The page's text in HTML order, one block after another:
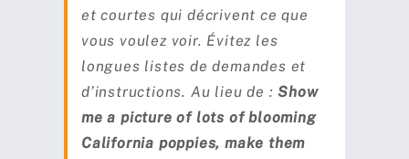
et courtes qui décrivent ce que
vous voulez voir. Évitez les
longues listes de demandes et
d’instructions. Au lieu de :Show
me a picture of lots of blooming
California poppies, make them